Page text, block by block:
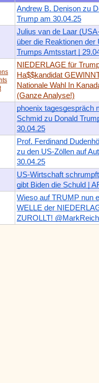
Andrew B. Denison zu
Trump am 30.04.25
Julius van de Laar
über die Reaktionen der
Trumps Amtsstart |
NIEDERLAGE für
Ha$$kandidat
Nationale Wahl In
(Ganze Analyse!)
phoenix tagesgespräch
Schmid zu Donald
30.04.25
Prof. Ferdinand
zu den US-Zöllen auf
30.04.25
US-Wirtschaft
gibt Biden die Schuld |
Wieso auf TRUMP nun
WELLE der
ZUROLLT!